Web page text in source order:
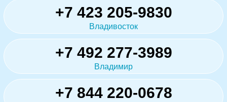
+7 423 205-9830
Владивосток
+7 492 277-3989
Владимир
+7 844 220-0678